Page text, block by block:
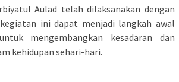
Aulad telah dilaksanakan dengan
ini dapat menjadi langkah awal
mengembangkan kesadaran dan
kehidupan sehari-hari.